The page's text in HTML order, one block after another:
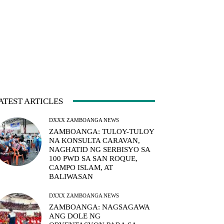
ARTICLES
DXXX ZAMBOANGA NEWS
ZAMBOANGA: TULOY-TULOY
NA KONSULTA CARAVAN,
NAGHATID NG SERBISYO SA
100 PWD SA SAN ROQUE,
CAMPO ISLAM, AT
BALIWASAN
DXXX ZAMBOANGA NEWS
ZAMBOANGA: NAGSAGAWA
ANG DOLE NG